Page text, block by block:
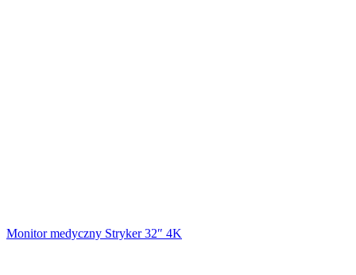
Monitor medyczny Stryker 32″ 4K